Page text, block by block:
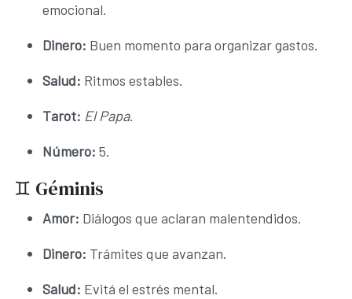
emocional.
Dinero: Buen momento para organizar gastos.
Salud: Ritmos estables.
Tarot: El Papa.
Número: 5.
♊ Géminis
Amor: Diálogos que aclaran malentendidos.
Dinero: Trámites que avanzan.
Salud: Evitá el estrés mental.